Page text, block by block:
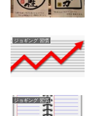
ジョギング 習慣
ジョギング 習慣